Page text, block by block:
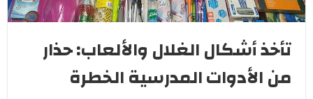
تأخذ أشكال الغلال والألعاب: حذار
من الأدوات المدرسية الخطرة